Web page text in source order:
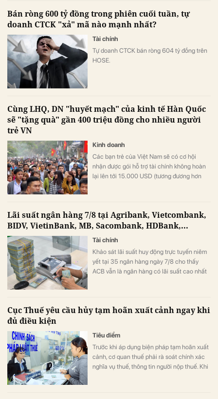
nâng cao năng lực hấp thụ và thúc đẩy liên
kết giữa hai khu vực.
Bán ròng 600 tỷ đồng trong phiên cuối tuần, tự
doanh CTCK "xả" mã nào mạnh nhất?
Tài chính
Tự doanh CTCK bán ròng 604 tỷ đồng trên
HOSE.
Cùng LHQ, DN "huyết mạch" của kinh tế Hàn Quốc
sẽ "tặng quà" gần 400 triệu đồng cho nhiều người
trẻ VN
Kinh doanh
Các bạn trẻ của Việt Nam sẽ có cơ hội
nhận được gói hỗ trợ tài chính không hoàn
lại lên tới 15.000 USD (tương đương hơn
Lãi suất ngân hàng 7/8 tại Agribank, Vietcombank,
BIDV, VietinBank, MB, Sacombank, HDBank,...
Tài chính
Khảo sát lãi suất huy động trực tuyến niêm
yết tại 35 ngân hàng ngày 7/8 cho thấy
ACB vẫn là ngân hàng có lãi suất cao nhất
Cục Thuế yêu cầu hủy tạm hoãn xuất cảnh ngay khi
đủ điều kiện
Tiêu điểm
Trước khi áp dụng biện pháp tạm hoãn xuất
cảnh, cơ quan thuế phải rà soát chính xác
nghĩa vụ thuế, thông tin người nộp thuế. Khi